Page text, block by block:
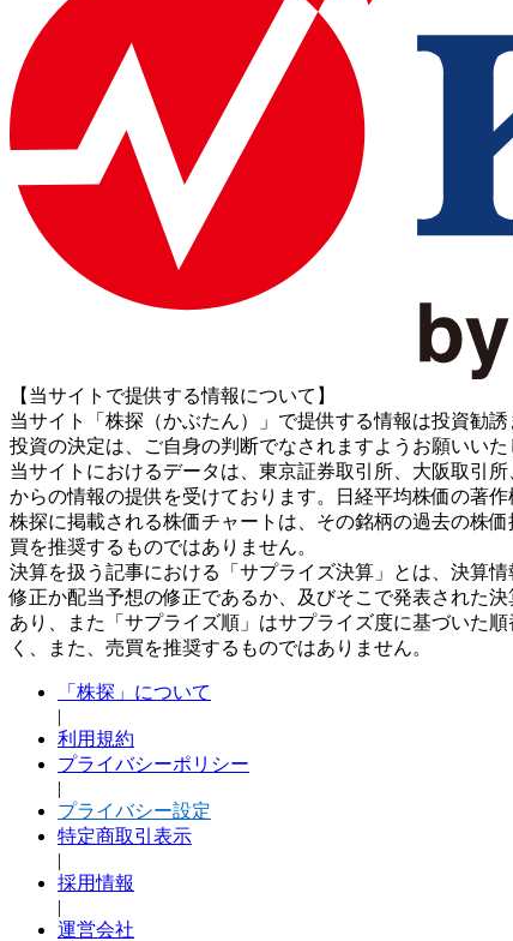
【当サイトで提供する情報について】
当サイト「株探（かぶたん）」で提供する情報は投資勧
投資の決定は、ご自身の判断でなされますようお願いいた
当サイトにおけるデータは、東京証券取引所、大阪取引所
からの情報の提供を受けております。日経平均株価の著作
株探に掲載される株価チャートは、その銘柄の過去の株
買を推奨するものではありません。
決算を扱う記事における「サプライズ決算」とは、決算
修正か配当予想の修正であるか、及びそこで発表された
あり、また「サプライズ順」はサプライズ度に基づいた
く、また、売買を推奨するものではありません。
「株探」について
|
利用規約
プライバシーポリシー
|
プライバシー設定
特定商取引表示
|
採用情報
|
運営会社